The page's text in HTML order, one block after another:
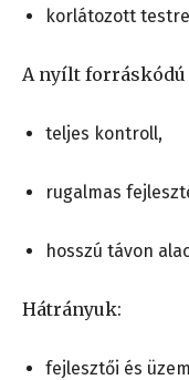
korlátozott
A nyílt
teljes kontroll,
rugalmas
hosszú távon
Hátrányuk:
fejlesztői és